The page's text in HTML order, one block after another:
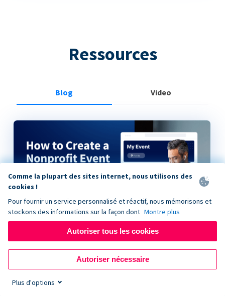
Ressources
Blog Video
How to Create a Nonprofit Event on Donorbox
Comme la plupart des sites internet, nous utilisons des
cookies !
Pour fournir un service personnalisé et réactif, nous mémorisons et
stockons des informations sur la façon dont Montre plus
Autoriser tous les cookies
Autoriser nécessaire
Plus d'options